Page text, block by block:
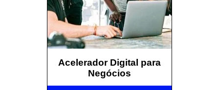
Acelerador Digital para
Negócios